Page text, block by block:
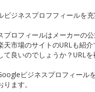
ジネスプロフフィールを
プロフィールはメーカーの
市場のサイトのURLも紹介
て良いのでしょうか？URL
ビジネスプロフィール
ます。